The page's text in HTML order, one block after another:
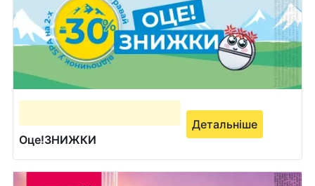
Оце!ЗНИЖКИ
Детальніше